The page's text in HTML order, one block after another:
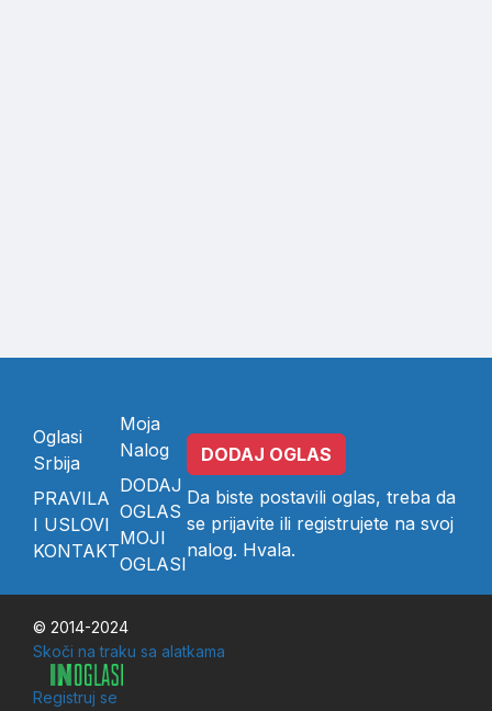
Oglasi
Srbija
PRAVILA
I USLOVI
KONTAKT
Moja
Nalog
DODAJ
OGLAS
MOJI
OGLASI
DODAJ OGLAS
Da biste postavili oglas, treba da
se prijavite ili registrujete na svoj
nalog. Hvala.
© 2014-2024
Skoči na traku sa alatkama
Registruj se